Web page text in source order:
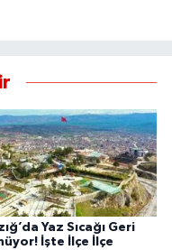
Yaz Sıcağı Geri
İşte İlçe İlçe